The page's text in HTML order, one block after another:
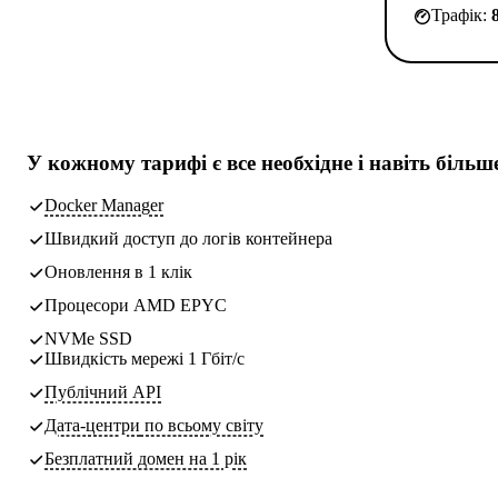
Трафік:
У кожному тарифі є все необхідне і навіть
Docker Manager
Швидкий доступ до логів контейнера
Оновлення в 1 клік
Процесори AMD EPYC
NVMe SSD
Швидкість мережі 1 Гбіт/с
Публічний API
Дата-центри по всьому світу
Безплатний домен на 1 рік